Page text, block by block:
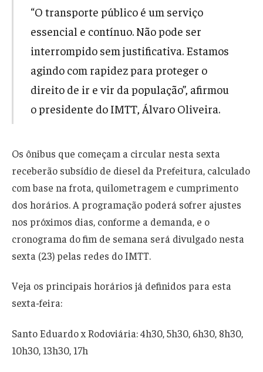
“O transporte público é um serviço
essencial e contínuo. Não pode ser
interrompido sem justificativa. Estamos
agindo com rapidez para proteger o
direito de ir e vir da população”, afirmou
o presidente do IMTT, Álvaro Oliveira.
Os ônibus que começam a circular nesta sexta
receberão subsídio de diesel da Prefeitura, calculado
com base na frota, quilometragem e cumprimento
dos horários. A programação poderá sofrer ajustes
nos próximos dias, conforme a demanda, e o
cronograma do fim de semana será divulgado nesta
sexta (23) pelas redes do IMTT.
Veja os principais horários já definidos para esta
sexta-feira:
Santo Eduardo x Rodoviária: 4h30, 5h30, 6h30, 8h30,
10h30, 13h30, 17h